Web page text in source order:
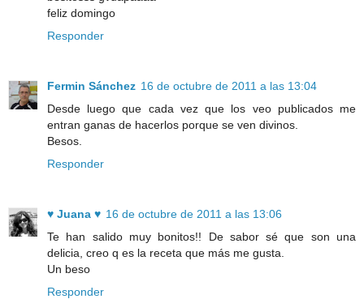
feliz domingo
Responder
Fermin Sánchez 16 de octubre de 2011 a las 13:04
Desde luego que cada vez que los veo publicados me
entran ganas de hacerlos porque se ven divinos.
Besos.
Responder
♥ Juana ♥ 16 de octubre de 2011 a las 13:06
Te han salido muy bonitos!! De sabor sé que son una
delicia, creo q es la receta que más me gusta.
Un beso
Responder